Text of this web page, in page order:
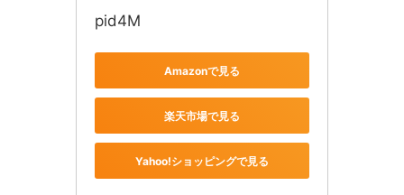
pid4M
Amazonで見る
楽天市場で見る
Yahoo!ショッピングで見る